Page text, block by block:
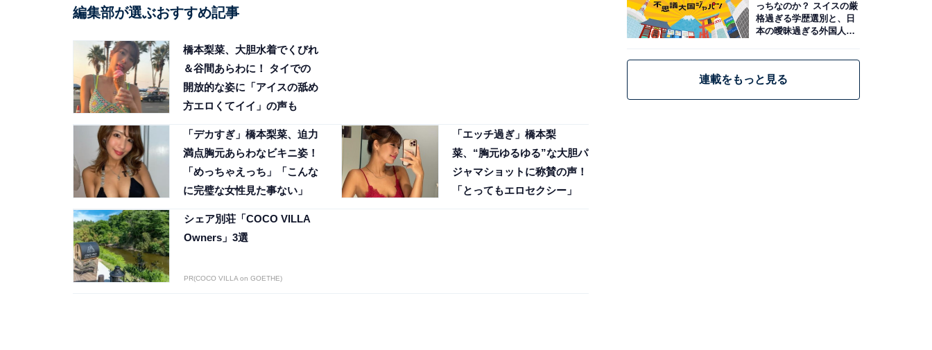
編集部が選ぶおすすめ記事
橋本梨菜、大胆水着でくびれ
＆谷間あらわに！ タイでの
開放的な姿に「アイスの舐め
方エロくてイイ」の声も
「デカすぎ」橋本梨菜、迫力
満点胸元あらわなビキニ姿！
「めっちゃえっち」「こんな
に完璧な女性見た事ない」
「エッチ過ぎ」橋本梨
菜、“胸元ゆるゆる”な大胆パ
ジャマショットに称賛の声！
「とってもエロセクシー」
シェア別荘「COCO VILLA
Owners」3選
PR(COCO VILLA on GOETHE)
っちなのか？ スイスの厳
格過ぎる学歴選別と、日
本の曖昧過ぎる外国人政
連載をもっと見る